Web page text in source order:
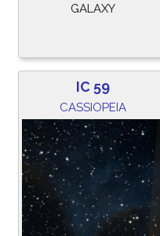
GALAXY
IC 59
CASSIOPEIA